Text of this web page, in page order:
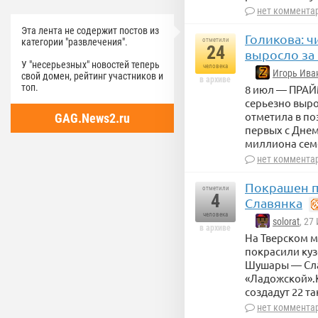
нет
отметили
24
человека
в архиве
Голикова:
выросло за
Игорь
8 июл —
серьезно
отметила в
первых с
миллиона
нет
отметили
4
человека
в архиве
Покрашен
Славянка
solorat, 27
На Тверском
покрасили
Шушары —
создадут 22
нет
Эта лента не содержит постов из
категории "развлечения".
У "несерьезных" новостей теперь
свой домен, рейтинг участников и
топ.
GAG.News2.ru